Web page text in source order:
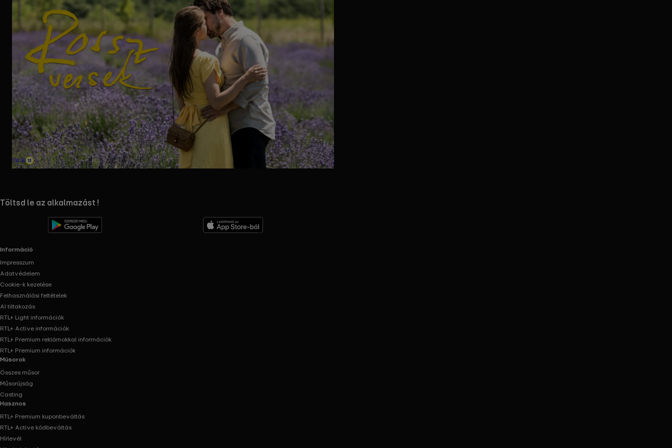
1:32:38
RTL+ useful links.
Töltsd le az alkalmazást !
Információ
Impresszum
Adatvédelem
Cookie-k kezelése
Felhasználási feltételek
AI tiltakozás
RTL+ Light információk
RTL+ Active információk
RTL+ Premium reklámokkal információk
RTL+ Premium információk
Műsorok
Összes műsor
Műsorújság
Casting
Hasznos
RTL+ Premium kuponbeváltás
RTL+ Active kódbeváltás
Hírlevél